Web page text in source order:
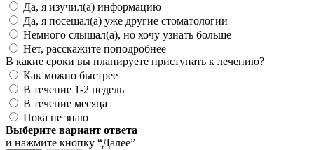
Да, я изучил(а) информацию
Да, я посещал(а) уже другие стоматологии
Немного слышал(а), но хочу узнать больше
Нет, расскажите поподробнее
В какие сроки вы планируете приступать к лечению?
Как можно быстрее
В течение 1-2 недель
В течение месяца
Пока не знаю
Выберите вариант ответа
и нажмите кнопку “Далее”